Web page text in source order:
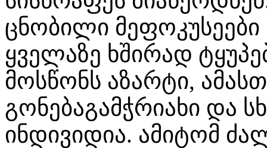
ცნობილი
ყველაზე ხშირად
მოსწონს აზარტი,
გონებაგამჭრიახი და
ინდივიდია. ამიტომ